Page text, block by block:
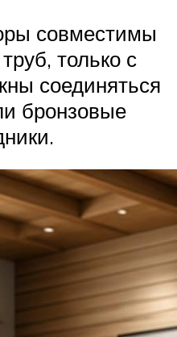
совместимы
только с
соединяться
бронзовые